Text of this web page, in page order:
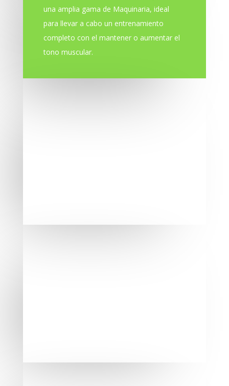
una amplia gama de Maquinaria, ideal
para llevar a cabo un entrenamiento
completo con el mantener o aumentar el
tono muscular.